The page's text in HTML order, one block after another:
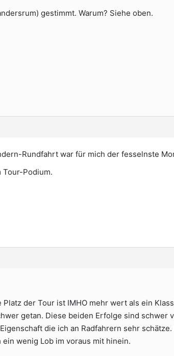
gestimmt. Warum? Siehe oben.
Rundfahrt war für mich der fesselnste
Tour-Podium.
der Tour ist IMHO mehr wert als ein
getan. Diese beiden Erfolge sind schwer
die ich an Radfahrern sehr
wenig Lob im voraus mit hinein.